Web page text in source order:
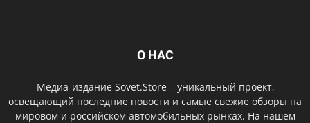
О НАС
Медиа-издание Sovet.Store – уникальный проект,
освещающий последние новости и самые свежие обзоры на
мировом и российском автомобильных рынках. На нашем